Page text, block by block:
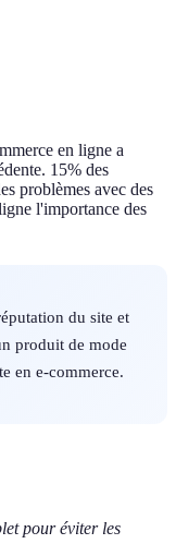
en ligne a
15% des
problèmes avec des
l'importance des
du site et
produit de mode
en e-commerce.
pour éviter les